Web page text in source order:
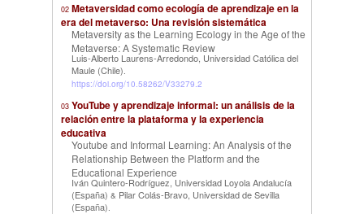
02 Metaversidad como ecología de aprendizaje en la
era del metaverso: Una revisión sistemática
Metaversity as the Learning Ecology in the Age of the
Metaverse: A Systematic Review
Luis-Alberto Laurens-Arredondo, Universidad Católica del
Maule (Chile).
https://doi.org/10.58262/V33279.2
03 YouTube y aprendizaje informal: un análisis de la
relación entre la plataforma y la experiencia
educativa
Youtube and Informal Learning: An Analysis of the
Relationship Between the Platform and the
Educational Experience
Iván Quintero-Rodríguez, Universidad Loyola Andalucía
(España) & Pilar Colás-Bravo, Universidad de Sevilla
(España).